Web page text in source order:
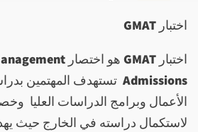
اختبار GMAT
اختبار GMAT هو اختصار
Admissions تستهدف المهتمين
الأعمال وبرامج الدراسات العليا
لاستكمال دراسته في الخارج حيث